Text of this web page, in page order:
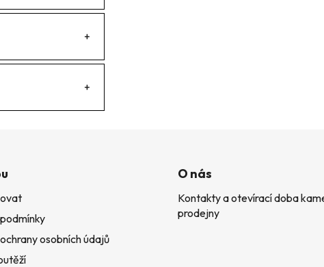
+
+
osobních údajů
O nás
Kontakty a otevírací doba
prodejny